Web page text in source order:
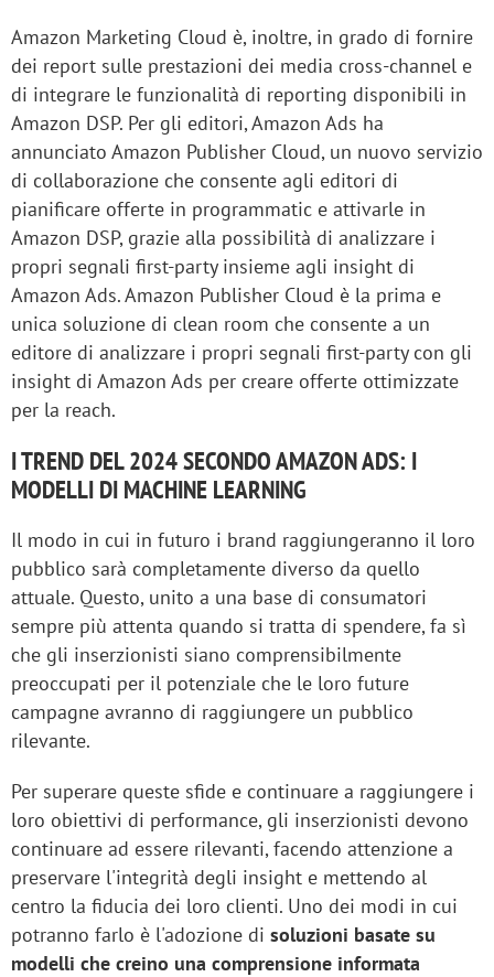
Amazon Marketing Cloud è, inoltre, in grado di fornire
dei report sulle prestazioni dei media cross-channel e
di integrare le funzionalità di reporting disponibili in
Amazon DSP. Per gli editori, Amazon Ads ha
annunciato Amazon Publisher Cloud, un nuovo servizio
di collaborazione che consente agli editori di
pianificare offerte in programmatic e attivarle in
Amazon DSP, grazie alla possibilità di analizzare i
propri segnali first-party insieme agli insight di
Amazon Ads. Amazon Publisher Cloud è la prima e
unica soluzione di clean room che consente a un
editore di analizzare i propri segnali first-party con gli
insight di Amazon Ads per creare offerte ottimizzate
per la reach.
I TREND DEL 2024 SECONDO AMAZON ADS: I
MODELLI DI MACHINE LEARNING
Il modo in cui in futuro i brand raggiungeranno il loro
pubblico sarà completamente diverso da quello
attuale. Questo, unito a una base di consumatori
sempre più attenta quando si tratta di spendere, fa sì
che gli inserzionisti siano comprensibilmente
preoccupati per il potenziale che le loro future
campagne avranno di raggiungere un pubblico
rilevante.
Per superare queste sfide e continuare a raggiungere i
loro obiettivi di performance, gli inserzionisti devono
continuare ad essere rilevanti, facendo attenzione a
preservare l'integrità degli insight e mettendo al
centro la fiducia dei loro clienti. Uno dei modi in cui
potranno farlo è l'adozione di soluzioni basate su
modelli che creino una comprensione informata